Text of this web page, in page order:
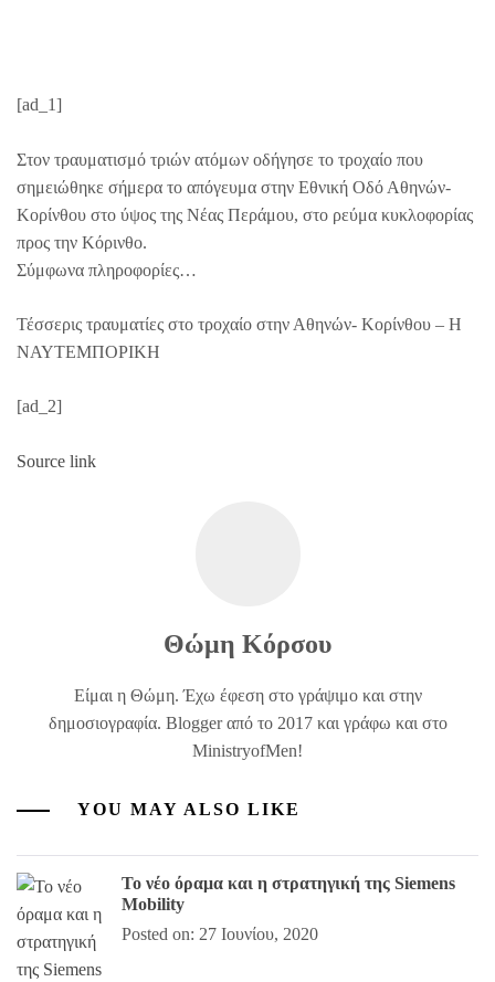
[ad_1]
Στον τραυματισμό τριών ατόμων οδήγησε το τροχαίο που
σημειώθηκε σήμερα το απόγευμα στην Εθνική Οδό Αθηνών-
Κορίνθου στο ύψος της Νέας Περάμου, στο ρεύμα κυκλοφορίας
προς την Κόρινθο.
Σύμφωνα πληροφορίες…
Τέσσερις τραυματίες στο τροχαίο στην Αθηνών- Κορίνθου – Η
ΝΑΥΤΕΜΠΟΡΙΚΗ
[ad_2]
Source link
Θώμη Κόρσου
Είμαι η Θώμη. Έχω έφεση στο γράψιμο και στην
δημοσιογραφία. Blogger από το 2017 και γράφω και στο
MinistryofMen!
YOU MAY ALSO LIKE
Το νέο όραμα και η στρατηγική της Siemens
Mobility
Posted on: 27 Ιουνίου, 2020